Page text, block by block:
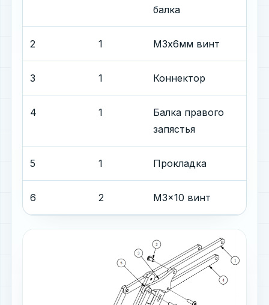
балка
2 1 М3х6мм винт
3 1 Коннектор
4 1
Балка правого
запястья
5 1 Прокладка
6 2 M3x10 винт